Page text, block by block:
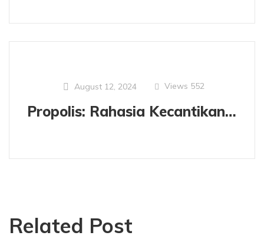
August 12, 2024 Views 552
Propolis: Rahasia Kecantikan Alami dari Sarang Lebah
Related Post